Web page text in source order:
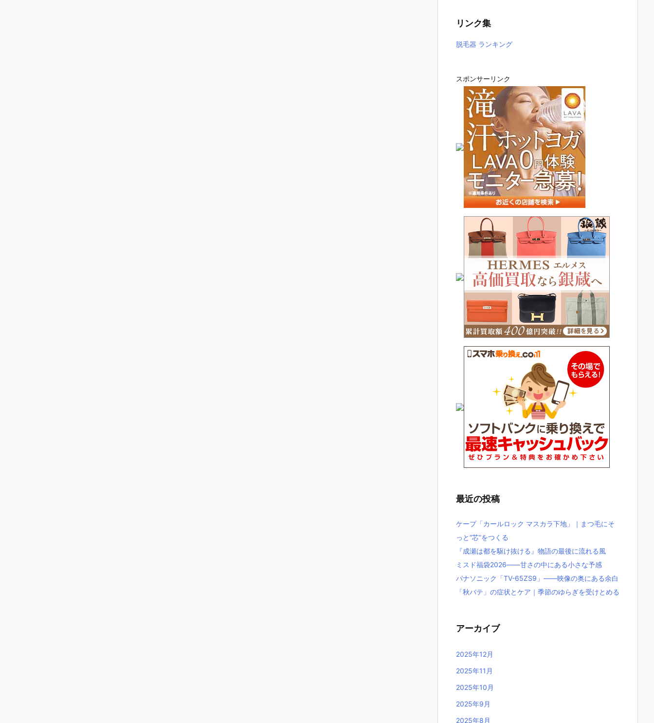
リンク集
脱毛器 ランキング
スポンサーリンク
最近の投稿
ケープ「カールロック マスカラ下地」｜まつ毛にそ
っと“芯”をつくる
『成瀬は都を駆け抜ける』物語の最後に流れる風
ミスド福袋2026――甘さの中にある小さな予感
パナソニック「TV-65ZS9」――映像の奥にある余白
「秋バテ」の症状とケア｜季節のゆらぎを受けとめる
アーカイブ
2025年12月
2025年11月
2025年10月
2025年9月
2025年8月